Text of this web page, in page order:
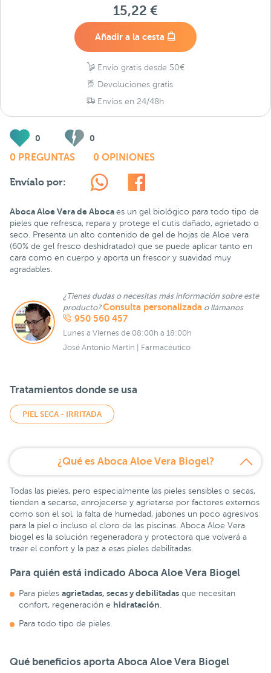
15,22 €
Añadir a la cesta
Envío gratis desde 50€
Devoluciones gratis
Envíos en 24/48h
0 0
0 PREGUNTAS 0 OPINIONES
Envíalo por:
Aboca Aloe Vera de Aboca es un gel biológico para todo tipo de
pieles que refresca, repara y protege el cutis dañado, agrietado o
seco. Presenta un alto contenido de gel de hojas de Aloe vera
(60% de gel fresco deshidratado) que se puede aplicar tanto en
cara como en cuerpo y aporta un frescor y suavidad muy
agradables.
¿Tienes dudas o necesitas más información sobre este
producto?Consulta personalizada o llámanos
950 560 457
Lunes a Viernes de 08:00h a 18:00h
José Antonio Martín | Farmacéutico
Tratamientos donde se usa
PIEL SECA - IRRITADA
¿Qué es Aboca Aloe Vera Biogel?
Todas las pieles, pero especialmente las pieles sensibles o secas,
tienden a secarse, enrojecerse y agrietarse por factores externos
como son el sol, la falta de humedad, jabones un poco agresivos
para la piel o incluso el cloro de las piscinas. Aboca Aloe Vera
biogel es la solución regeneradora y protectora que volverá a
traer el confort y la paz a esas pieles debilitadas.
Para quién está indicado Aboca Aloe Vera Biogel
Para pieles agrietadas, secas y debilitadas que necesitan
confort, regeneración e hidratación
Para todo tipo de pieles.
Qué beneficios aporta Aboca Aloe Vera Biogel